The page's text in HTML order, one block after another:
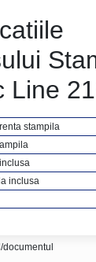
Line
stampila
inclusa
documentul